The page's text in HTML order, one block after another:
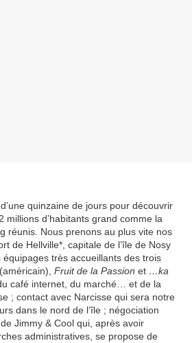
quinzaine de jours pour découvrir
millions d’habitants grand comme la
réunis. Nous prenons au plus vite nos
de Hellville*, capitale de l’île de Nosy
très accueillants des trois
(américain), Fruit de la Passion et …ka
café internet, du marché… et de la
; contact avec Narcisse qui sera notre
dans le nord de l’île ; négociation
Jimmy & Cool qui, après avoir
administratives, se propose de